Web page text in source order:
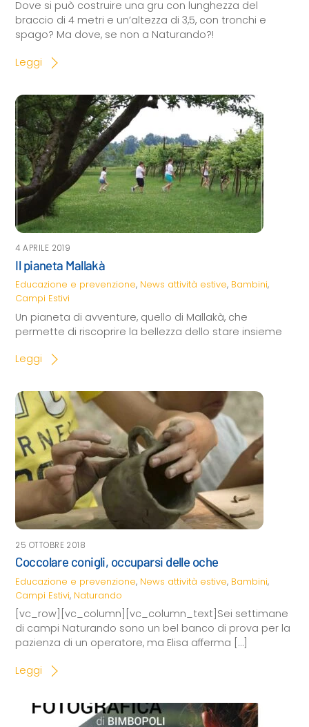
Dove si può costruire una gru con lunghezza del
braccio di 4 metri e un’altezza di 3,5, con tronchi e
spago? Ma dove, se non a Naturando?!
Leggi
4 APRILE 2019
Il pianeta Mallakà
Educazione e prevenzione, News attività estive, Bambini,
Campi Estivi
Un pianeta di avventure, quello di Mallakà, che
permette di riscoprire la bellezza dello stare insieme
Leggi
25 OTTOBRE 2018
Coccolare conigli, occuparsi delle oche
Educazione e prevenzione, News attività estive, Bambini,
Campi Estivi, Naturando
[vc_row][vc_column][vc_column_text]Sei settimane
di campi Naturando sono un bel banco di prova per la
pazienza di un operatore, ma Elisa afferma […]
Leggi